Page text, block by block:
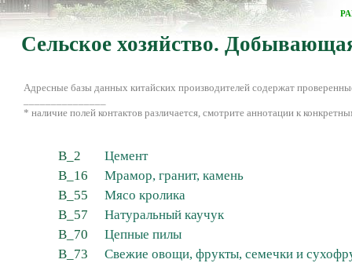
Сельское хозяйство.
Адресные базы данных китайских производителей содержат
* наличие полей контактов различается, смотрите аннотации к
B_2
Цемент
B_16
Мрамор, гранит, камень
B_55
Мясо кролика
B_57
Натуральный каучук
B_70
Цепные пилы
B_73
Свежие овощи, фрукты, семечки и